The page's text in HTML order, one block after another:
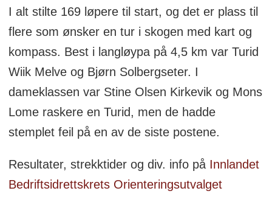
I alt stilte 169 løpere til start, og det er plass til
flere som ønsker en tur i skogen med kart og
kompass. Best i langløypa på 4,5 km var Turid
Wiik Melve og Bjørn Solbergseter. I
dameklassen var Stine Olsen Kirkevik og Mons
Lome raskere en Turid, men de hadde
stemplet feil på en av de siste postene.
Resultater, strekktider og div. info på Innlandet
Bedriftsidrettskrets Orienteringsutvalget